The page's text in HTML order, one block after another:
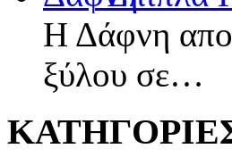
Η Δάφνη
ξύλου σε…